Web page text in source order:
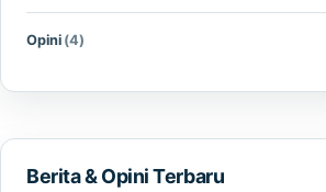
Opini (4)
Berita & Opini Terbaru